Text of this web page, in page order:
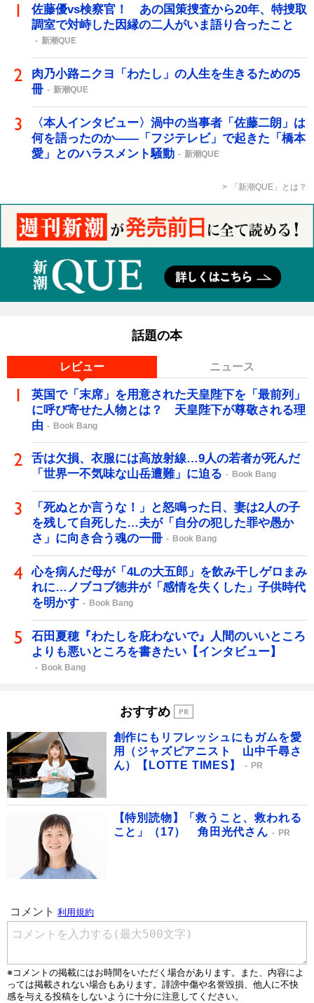
佐藤優vs検察官！ あの国策捜査から20年、特捜取
調室で対峙した因縁の二人がいま語り合ったこと
新潮QUE
肉乃小路ニクヨ「わたし」の人生を生きるための5
冊
新潮QUE
〈本人インタビュー〉渦中の当事者「佐藤二朗」は
何を語ったのか――「フジテレビ」で起きた「橋本
愛」とのハラスメント騒動
新潮QUE
「新潮QUE」とは？
話題の本
レビュー ニュース
英国で「末席」を用意された天皇陛下を「最前列」
に呼び寄せた人物とは？ 天皇陛下が尊敬される理
由
Book Bang
舌は欠損、衣服には高放射線…9人の若者が死んだ
「世界一不気味な山岳遭難」に迫る
Book Bang
「死ぬとか言うな！」と怒鳴った日、妻は2人の子
を残して自死した…夫が「自分の犯した罪や愚か
さ」に向き合う魂の一冊
Book Bang
心を病んだ母が「4Lの大五郎」を飲み干しゲロまみ
れに…ノブコブ徳井が「感情を失くした」子供時代
を明かす
Book Bang
石田夏穂『わたしを庇わないで』人間のいいところ
よりも悪いところを書きたい【インタビュー】
Book Bang
おすすめ
創作にもリフレッシュにもガムを愛
用（ジャズピアニスト 山中千尋さ
ん）【LOTTE TIMES】
PR
【特別読物】「救うこと、救われる
こと」（17） 角田光代さん
PR